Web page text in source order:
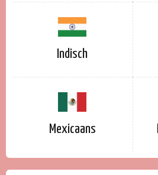
Indisch
Mexicaans